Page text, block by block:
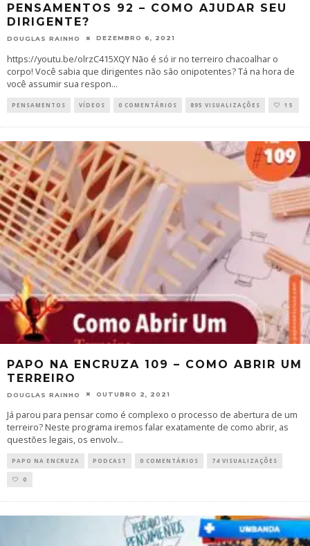
PENSAMENTOS 92 – COMO AJUDAR SEU
DIRIGENTE?
DOUGLAS RAINHO DEZEMBRO 6, 2021
https://youtu.be/olrzC415XQY Não é só ir no terreiro chacoalhar o
corpo! Você sabia que dirigentes não são onipotentes? Tá na hora de
você assumir sua respon...
PENSAMENTOS VÍDEOS 0 COMENTÁRIOS 895 VISUALIZAÇÕES 15
PAPO NA ENCRUZA 109 – COMO ABRIR UM
TERREIRO
DOUGLAS RAINHO OUTUBRO 2, 2021
Já parou para pensar como é complexo o processo de abertura de um
terreiro? Neste programa iremos falar exatamente de como abrir, as
questões legais, os envolv...
PAPO NA ENCRUZA PODCAST 0 COMENTÁRIOS 74 VISUALIZAÇÕES
0